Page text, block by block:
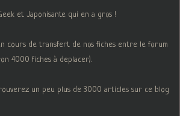
et Japonisante qui en a gros !
cours de transfert de nos fiches entre le forum
4000 fiches à deplacer).
un peu plus de 3000 articles sur ce blog